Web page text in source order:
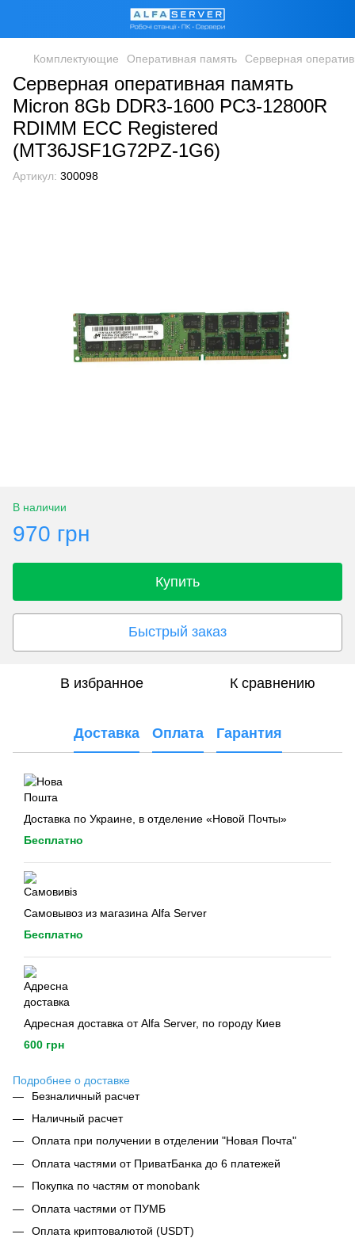
Комплектующие Оперативная память Серверная
Серверная оперативная память
Micron 8Gb DDR3-1600 PC3-12800R
RDIMM ECC Registered
(MT36JSF1G72PZ-1G6)
Артикул: 300098
В наличии
970 грн
Купить
Быстрый заказ
В избранное К сравнению
Доставка Оплата Гарантия
Доставка по Украине, в отделение «Новой Почты»
Бесплатно
Самовывоз из магазина Alfa Server
Бесплатно
Адресная доставка от Alfa Server, по городу Киев
600 грн
Подробнее о доставке
Безналичный расчет
Наличный расчет
Оплата при получении в отделении "Новая Почта"
Оплата частями от ПриватБанка до 6 платежей
Покупка по частям от monobank
Оплата частями от ПУМБ
Оплата криптовалютой (USDT)